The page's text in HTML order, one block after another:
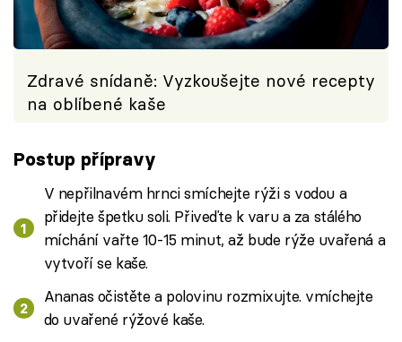
Zdravé snídaně: Vyzkoušejte nové recepty
na oblíbené kaše
Postup přípravy
V nepřilnavém hrnci smíchejte rýži s vodou a
přidejte špetku soli. Přiveďte k varu a za stálého
míchání vařte 10-15 minut, až bude rýže uvařená a
vytvoří se kaše.
Ananas očistěte a polovinu rozmixujte. vmíchejte
do uvařené rýžové kaše.